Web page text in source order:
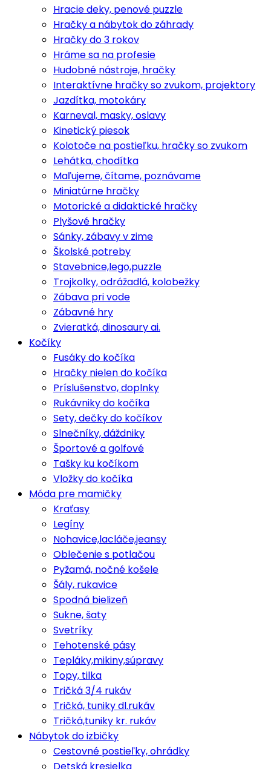
Hracie deky, penové puzzle
Hračky a nábytok do záhrady
Hračky do 3 rokov
Hráme sa na profesie
Hudobné nástroje, hračky
Interaktívne hračky so zvukom, projektory
Jazdítka, motokáry
Karneval, masky, oslavy
Kinetický piesok
Kolotoče na postieľku, hračky so zvukom
Lehátka, chodítka
Maľujeme, čítame, poznávame
Miniatúrne hračky
Motorické a didaktické hračky
Plyšové hračky
Sánky, zábavy v zime
Školské potreby
Stavebnice,lego,puzzle
Trojkolky, odrážadlá, kolobežky
Zábava pri vode
Zábavné hry
Zvieratká, dinosaury ai.
Kočíky
Fusáky do kočíka
Hračky nielen do kočíka
Príslušenstvo, doplnky
Rukávniky do kočíka
Sety, dečky do kočíkov
Slnečníky, dáždniky
Športové a golfové
Tašky ku kočíkom
Vložky do kočíka
Móda pre mamičky
Kraťasy
Legíny
Nohavice,lacláče,jeansy
Oblečenie s potlačou
Pyžamá, nočné košele
Šály, rukavice
Spodná bielizeň
Sukne, šaty
Svetríky
Tehotenské pásy
Tepláky,mikiny,súpravy
Topy, tilka
Tričká 3/4 rukáv
Tričká, tuniky dl.rukáv
Tričká,tuniky kr. rukáv
Nábytok do izbičky
Cestovné postieľky, ohrádky